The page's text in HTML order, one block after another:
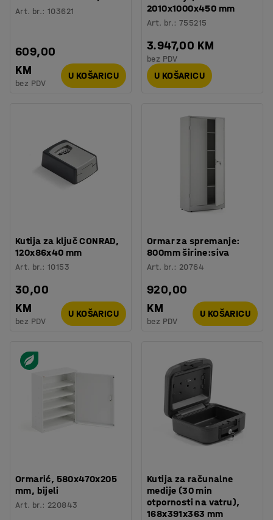
Art. br.:103621
609,00
KM
bez PDV
U KOŠARICU
2010x1000x450 mm
Art. br.:755215
3.947,00 KM
bez PDV
U KOŠARICU
Kutija za ključ CONRAD,
120x86x40 mm
Art. br.:10153
30,00
KM
bez PDV
U KOŠARICU
Ormar za spremanje:
800mm širine:siva
Art. br.: 20764
920,00
KM
bez PDV
U KOŠARICU
Ormarić, 580x470x205
mm, bijeli
Art. br.: 220843
Kutija za računalne
medije (30 min
otpornosti na vatru),
168x391x363 mm